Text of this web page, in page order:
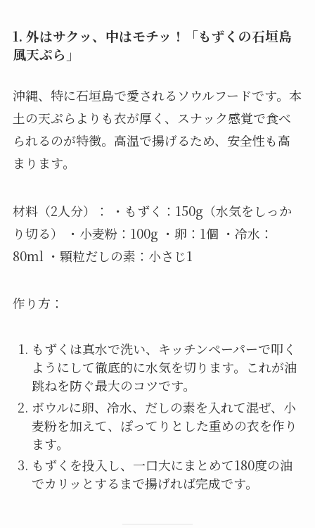
1. 外はサクッ、中はモチッ！「もずくの石垣島
風天ぷら」
沖縄、特に石垣島で愛されるソウルフードです。本
土の天ぷらよりも衣が厚く、スナック感覚で食べ
られるのが特徴。高温で揚げるため、安全性も高
まります。
材料（2人分）： ・もずく：150g（水気をしっか
り切る） ・小麦粉：100g ・卵：1個 ・冷水：
80ml ・顆粒だしの素：小さじ1
作り方：
もずくは真水で洗い、キッチンペーパーで叩く
ようにして徹底的に水気を切ります。これが油
跳ねを防ぐ最大のコツです。
ボウルに卵、冷水、だしの素を入れて混ぜ、小
麦粉を加えて、ぽってりとした重めの衣を作り
ます。
もずくを投入し、一口大にまとめて180度の油
でカリッとするまで揚げれば完成です。